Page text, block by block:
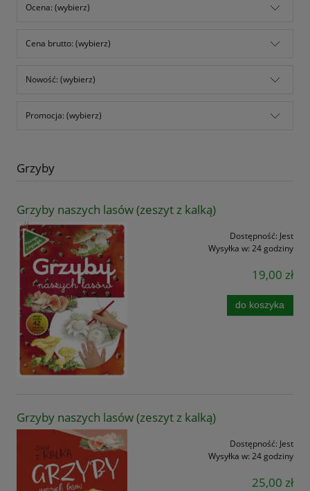
Ocena: (wybierz)
Cena brutto: (wybierz)
Nowość: (wybierz)
Promocja: (wybierz)
Grzyby
Grzyby naszych lasów (zeszyt z kalką)
Dostępność: Jest
Wysyłka w: 24 godziny
19,00 zł
do koszyka
Grzyby naszych lasów (zeszyt z kalką)
Dostępność: Jest
Wysyłka w: 24 godziny
25,00 zł